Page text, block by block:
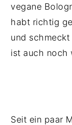
vegane
habt richtig
und
ist auch noch
Seit ein paar